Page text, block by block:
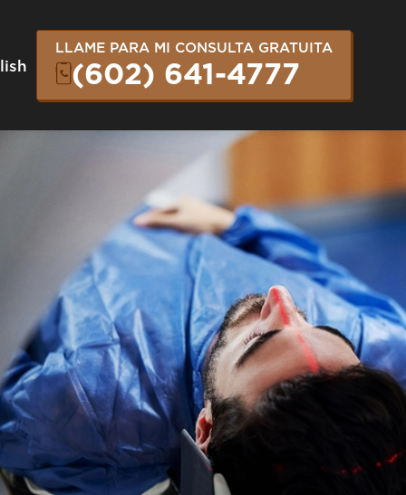
LLAME PARA MI CONSULTA GRATUITA
(602) 641-4777